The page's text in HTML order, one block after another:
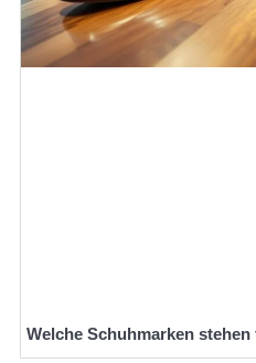
Welche Schuhmarken